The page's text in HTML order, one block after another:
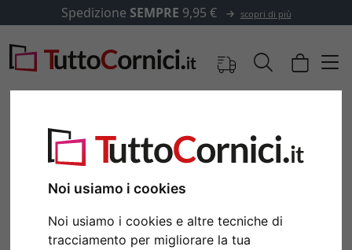
Noi usiamo i cookies
Noi usiamo i cookies e altre tecniche di
tracciamento per migliorare la tua
Spedizione SEMPRE 9,95 € scopri di più
Immagini